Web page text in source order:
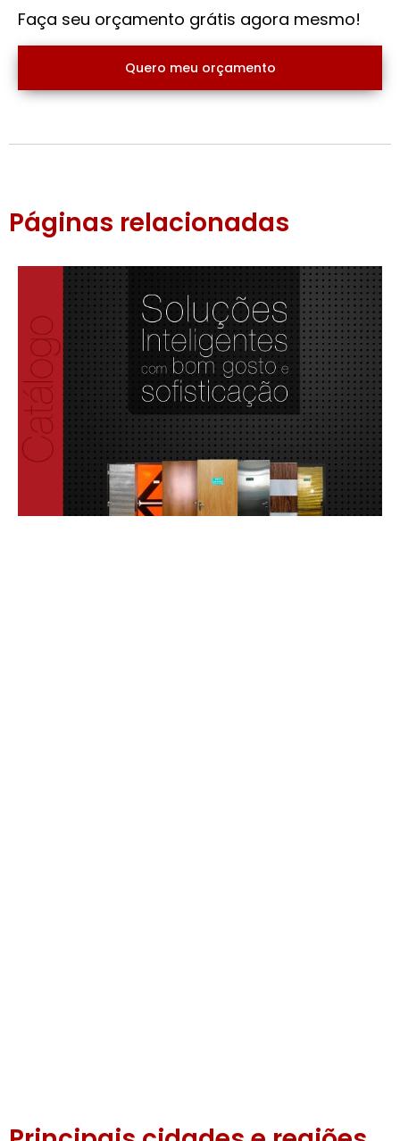
Faça seu orçamento grátis agora mesmo!
Quero meu orçamento
Páginas relacionadas
Quanto custa uma porta
corta fogo